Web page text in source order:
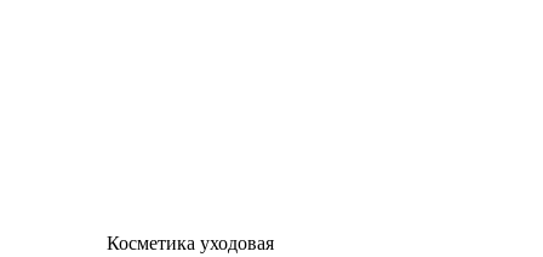
Косметика уходовая